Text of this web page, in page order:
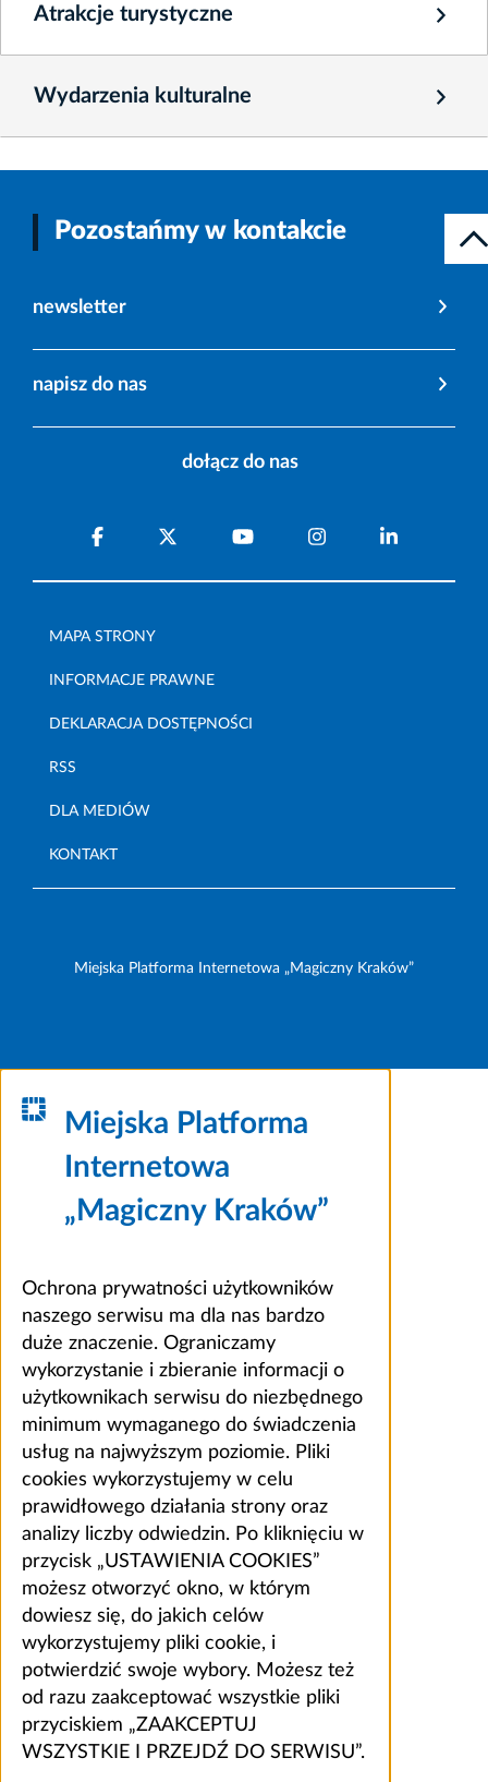
Atrakcje turystyczne
Wydarzenia kulturalne
Pozostańmy w kontakcie
newsletter
napisz do nas
dołącz do nas
MAPA STRONY
INFORMACJE PRAWNE
DEKLARACJA DOSTĘPNOŚCI
RSS
DLA MEDIÓW
KONTAKT
Miejska Platforma Internetowa „Magiczny Kraków”
Miejska Platforma
Internetowa
„Magiczny Kraków”
Ochrona prywatności użytkowników
naszego serwisu ma dla nas bardzo
duże znaczenie. Ograniczamy
wykorzystanie i zbieranie informacji o
użytkownikach serwisu do niezbędnego
minimum wymaganego do świadczenia
usług na najwyższym poziomie. Pliki
cookies wykorzystujemy w celu
prawidłowego działania strony oraz
analizy liczby odwiedzin. Po kliknięciu w
przycisk „USTAWIENIA COOKIES”
możesz otworzyć okno, w którym
dowiesz się, do jakich celów
wykorzystujemy pliki cookie, i
potwierdzić swoje wybory. Możesz też
od razu zaakceptować wszystkie pliki
przyciskiem „ZAAKCEPTUJ
WSZYSTKIE I PRZEJDŹ DO SERWISU”.